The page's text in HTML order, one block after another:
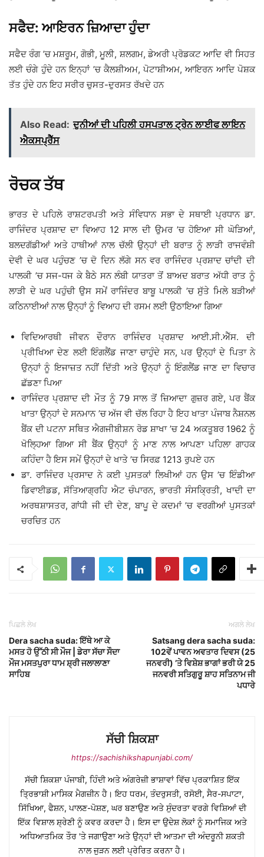
ਸਫੈਦ: ਆਇਰਨ ਜ਼ਿਆਦਾ ਹੁੰਦਾ
ਸਫੈਦ ਰੰਗ ’ਚ ਮਸ਼ਰੂਮ, ਗੋਭੀ, ਮੂਲੀ, ਸ਼ਲਗਮ, ਡੇਅਰੀ ਪ੍ਰੋਡਕਟ ਆਦਿ ਵੀ ਸਿਹਤ
ਲਈ ਚੰਗੇ ਹੁੰਦੇ ਹਨ ਇਨ੍ਹਾਂ ’ਚ ਕੈਲਸ਼ੀਅਮ, ਪੋਟਾਸ਼ੀਅਮ, ਆਇਰਨ ਆਦਿ ਪੋਸ਼ਕ
ਤੱਤ ਹੁੰਦੇ ਹਨ ਇਹ ਸਰੀਰ ਚੁਸਤ-ਦੁਰਸਤ ਰੱਖਦੇ ਹਨ
Also Read: ਦੁਨੀਆਂ ਦੀ ਪਹਿਲੀ ਹਸਪਤਾਲ ਟ੍ਰੇਨ ਲਾਈਫ ਲਾਇਨ
ਐਕਸਪ੍ਰੈੱਸ
ਰੋਚਕ ਤੱਥ
ਭਾਰਤ ਦੇ ਪਹਿਲੇ ਰਾਸ਼ਟਰਪਤੀ ਅਤੇ ਸੰਵਿਧਾਨ ਸਭਾ ਦੇ ਸਥਾਈ ਪ੍ਰਧਾਨ ਡਾ.
ਰਾਜਿੰਦਰ ਪ੍ਰਸ਼ਾਦ ਦਾ ਵਿਆਹ 12 ਸਾਲ ਦੀ ਉਮਰ ’ਚ ਹੋਇਆ ਸੀ ਘੋੜਿਆਂ,
ਬਲਦਗੱਡੀਆਂ ਅਤੇ ਹਾਥੀਆਂ ਨਾਲ ਚੱਲੀ ਉਨ੍ਹਾਂ ਦੀ ਬਰਾਤ ਨੂੰ ਲਾੜੀ ਰਾਜਵੰਸ਼ੀ
ਦੇਵੀ ਦੇ ਘਰ ਪਹੁੰਚਣ ’ਚ ਦੋ ਦਿਨ ਲੱਗੇ ਸਨ ਵਰ ਰਾਜਿੰਦਰ ਪ੍ਰਸ਼ਾਦ ਚਾਂਦੀ ਦੀ
ਪਾਲਕੀ ’ਚ ਸਜ-ਧਜ ਕੇ ਬੈਠੇ ਸਨ ਲੰਬੀ ਯਾਤਰਾ ਤੋਂ ਬਾਅਦ ਬਰਾਤ ਅੱਧੀ ਰਾਤ ਨੂੰ
ਲਾੜੀ ਦੇ ਘਰ ਪਹੁੰਚੀ ਉਸ ਸਮੇਂ ਰਾਜਿੰਦਰ ਬਾਬੂ ਪਾਲਕੀ ’ਚ ਸੁੱਤੇ ਮਿਲੇ ਬੜੀਆਂ
ਕਠਿਨਾਈਆਂ ਨਾਲ ਉਨ੍ਹਾਂ ਨੂੰ ਵਿਆਹ ਦੀ ਰਸਮ ਲਈ ਉਠਾਇਆ ਗਿਆ
ਵਿਦਿਆਰਥੀ ਜੀਵਨ ਦੌਰਾਨ ਰਾਜਿੰਦਰ ਪ੍ਰਸ਼ਾਦ ਆਈ.ਸੀ.ਐੱਸ. ਦੀ
ਪ੍ਰੀਖਿਆ ਦੇਣ ਲਈ ਇੰਗਲੈਂਡ ਜਾਣਾ ਚਾਹੁੰਦੇ ਸਨ, ਪਰ ਉਨ੍ਹਾਂ ਦੇ ਪਿਤਾ ਨੇ
ਉਨ੍ਹਾਂ ਨੂੰ ਇਜਾਜ਼ਤ ਨਹੀਂ ਦਿੱਤੀ ਅਤੇ ਉਨ੍ਹਾਂ ਨੂੰ ਇੰਗਲੈਂਡ ਜਾਣ ਦਾ ਵਿਚਾਰ
ਛੱਡਣਾ ਪਿਆ
ਰਾਜਿੰਦਰ ਪ੍ਰਸ਼ਾਦ ਦੀ ਮੌਤ ਨੂੰ 79 ਸਾਲ ਤੋਂ ਜ਼ਿਆਦਾ ਗੁਜ਼ਰ ਗਏ, ਪਰ ਬੈਂਕ
ਖਾਤਾ ਉਨ੍ਹਾਂ ਦੇ ਸਨਮਾਨ ’ਚ ਅੱਜ ਵੀ ਚੱਲ ਰਿਹਾ ਹੈ ਇਹ ਖਾਤਾ ਪੰਜਾਬ ਨੈਸ਼ਨਲ
ਬੈਂਕ ਦੀ ਪਟਨਾ ਸਥਿਤ ਐਗਜੀਬੀਸ਼ਨ ਰੋਡ ਸ਼ਾਖਾ ’ਚ 24 ਅਕਤੂਬਰ 1962 ਨੂੰ
ਖੋਲਿ੍ਹਆ ਗਿਆ ਸੀ ਬੈਂਕ ਉਨ੍ਹਾਂ ਨੂੰ ਮਾਣ ਨਾਲ ਆਪਣਾ ਪਹਿਲਾ ਗਾਹਕ
ਕਹਿੰਦਾ ਹੈ ਇਸ ਸਮੇਂ ਉਨ੍ਹਾਂ ਦੇ ਖਾਤੇ ’ਚ ਸਿਰਫ਼ 1213 ਰੁਪਏ ਹਨ
ਡਾ. ਰਾਜਿੰਦਰ ਪ੍ਰਸਾਦ ਨੇ ਕਈ ਪੁਸਤਕਾਂ ਲਿਖੀਆਂ ਹਨ ਉਸ ’ਚ ਇੰਡੀਆ
ਡਿਵਾਈਡਡ, ਸੱਤਿਆਗ੍ਰਹਿ ਐਟ ਚੰਪਾਰਨ, ਭਾਰਤੀ ਸੰਸਕ੍ਰਿਤੀ, ਖਾਦੀ ਦਾ
ਅਰਥਸ਼ਾਸਤਰ, ਗਾਂਧੀ ਜੀ ਦੀ ਦੇਣ, ਬਾਪੂ ਦੇ ਕਦਮਾਂ ’ਚ ਵਰਗੀਆਂ ਪੁਸਤਕਾਂ
ਚਰਚਿਤ ਹਨ
ਪਿਛਲੇ ਲੇਖ
Dera sacha suda: ਇੱਥੇ ਆ ਕੇ
ਮਸਤ ਹੋ ਉੱਠੀ ਸੀ ਮੌਜ | ਡੇਰਾ ਸੱਚਾ ਸੌਦਾ
ਮੌਜ ਮਸਤਪੁਰਾ ਧਾਮ ਸ਼੍ਰੀ ਜਲਾਲਾਣਾ
ਸਾਹਿਬ
ਅਗਲੇ ਲੇਖ
Satsang dera sacha suda:
102ਵੇਂ ਪਾਵਨ ਅਵਤਾਰ ਦਿਵਸ (25
ਜਨਵਰੀ) ’ਤੇ ਵਿਸ਼ੇਸ਼ ਭਾਗਾਂ ਭਰੀ ਯੇ 25
ਜਨਵਰੀ ਸਤਿਗੁਰੂ ਸ਼ਾਹ ਸਤਿਨਾਮ ਜੀ
ਪਧਾਰੇ
ਸੱਚੀ ਸ਼ਿਕਸ਼ਾ
https://sachishikshapunjabi.com/
ਸੱਚੀ ਸ਼ਿਕਸ਼ਾ ਪੰਜਾਬੀ, ਹਿੰਦੀ ਅਤੇ ਅੰਗਰੇਜ਼ੀ ਭਾਸ਼ਾਵਾਂ ਵਿੱਚ ਪ੍ਰਕਾਸ਼ਿਤ ਇੱਕ
ਤ੍ਰਿਭਾਸ਼ੀ ਮਾਸਿਕ ਮੈਗਜ਼ੀਨ ਹੈ। ਇਹ ਧਰਮ, ਤੰਦਰੁਸਤੀ, ਰਸੋਈ, ਸੈਰ-ਸਪਾਟਾ,
ਸਿੱਖਿਆ, ਫੈਸ਼ਨ, ਪਾਲਣ-ਪੋਸ਼ਣ, ਘਰ ਬਣਾਉਣ ਅਤੇ ਸੁੰਦਰਤਾ ਵਰਗੇ ਵਿਸ਼ਿਆਂ ਦੀ
ਇੱਕ ਵਿਸ਼ਾਲ ਸ਼੍ਰੇਣੀ ਨੂੰ ਕਵਰ ਕਰਦਾ ਹੈ। ਇਸ ਦਾ ਉਦੇਸ਼ ਲੋਕਾਂ ਨੂੰ ਸਮਾਜਿਕ ਅਤੇ
ਅਧਿਆਤਮਿਕ ਤੌਰ 'ਤੇ ਜਗਾਉਣਾ ਅਤੇ ਉਨ੍ਹਾਂ ਦੀ ਆਤਮਾ ਦੀ ਅੰਦਰੂਨੀ ਸ਼ਕਤੀ
ਨਾਲ ਜੁੜਨ ਲਈ ਪ੍ਰੇਰਿਤ ਕਰਨਾ ਹੈ।